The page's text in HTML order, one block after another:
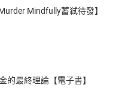
Mindfully蓄弒待發】
的最終理論【電子書】